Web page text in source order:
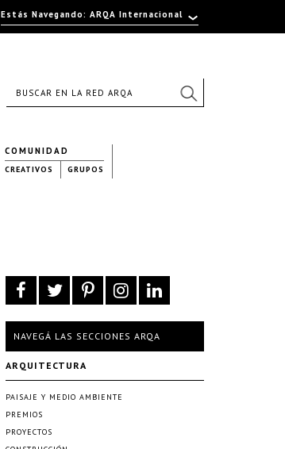
COMUNIDAD
CREATIVOS GRUPOS
NAVEGÁ LAS SECCIONES ARQA
ARQUITECTURA
PAISAJE Y MEDIO AMBIENTE
PREMIOS
PROYECTOS
Estás Navegando: ARQA Internacional